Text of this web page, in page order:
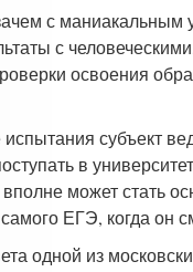
с маниакальным
с
освоения
субъект
в
может стать
ЕГЭ, когда он
одной из